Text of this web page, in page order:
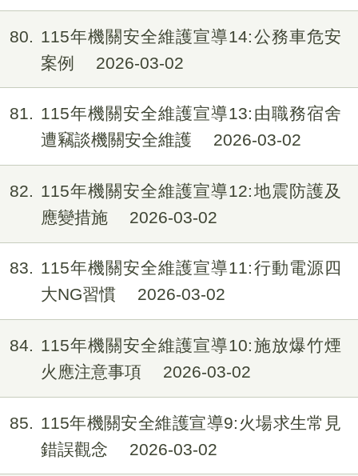
80
115年機關安全維護宣導14:公務車危安
案例
2026-03-02
81
115年機關安全維護宣導13:由職務宿舍
遭竊談機關安全維護
2026-03-02
82
115年機關安全維護宣導12:地震防護及
應變措施
2026-03-02
83
115年機關安全維護宣導11:行動電源四
大NG習慣
2026-03-02
84
115年機關安全維護宣導10:施放爆竹煙
火應注意事項
2026-03-02
85
115年機關安全維護宣導9:火場求生常見
錯誤觀念
2026-03-02